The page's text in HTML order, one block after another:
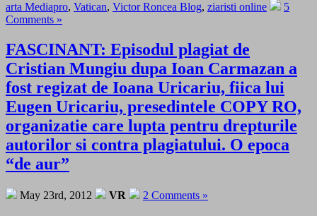
arta Mediapro, Vatican, Victor Roncea Blog, ziaristi online
5
Comments »
FASCINANT: Episodul plagiat de
Cristian Mungiu dupa Ioan Carmazan a
fost regizat de Ioana Uricariu, fiica lui
Eugen Uricariu, presedintele COPY RO,
organizatie care lupta pentru drepturile
autorilor si contra plagiatului. O epoca
“de aur”
May 23rd, 2012 VR 2 Comments »